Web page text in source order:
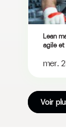
​​​Lean
agile
mer.
Voir